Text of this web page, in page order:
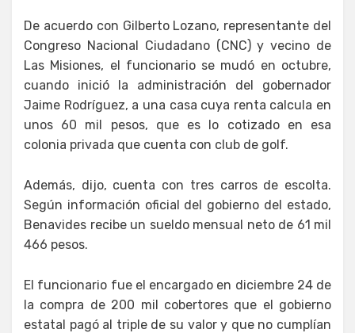
De acuerdo con Gilberto Lozano, representante del
Congreso Nacional Ciudadano (CNC) y vecino de
Las Misiones, el funcionario se mudó en octubre,
cuando inició la administración del gobernador
Jaime Rodríguez, a una casa cuya renta calcula en
unos 60 mil pesos, que es lo cotizado en esa
colonia privada que cuenta con club de golf.
Además, dijo, cuenta con tres carros de escolta.
Según información oficial del gobierno del estado,
Benavides recibe un sueldo mensual neto de 61 mil
466 pesos.
El funcionario fue el encargado en diciembre 24 de
la compra de 200 mil cobertores que el gobierno
estatal pagó al triple de su valor y que no cumplían